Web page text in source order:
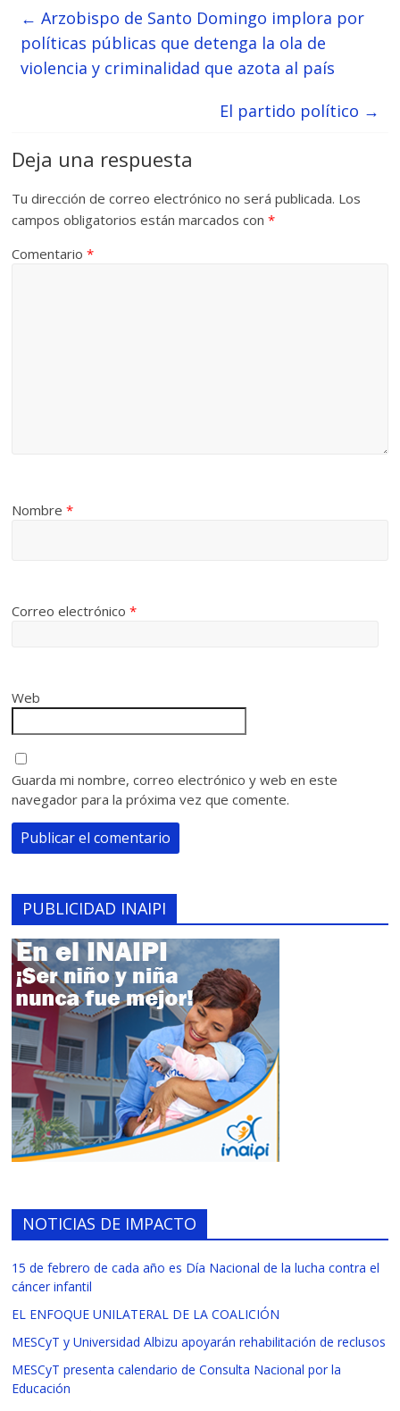
← Arzobispo de Santo Domingo implora por
políticas públicas que detenga la ola de
violencia y criminalidad que azota al país
El partido político →
Deja una respuesta
Tu dirección de correo electrónico no será publicada. Los
campos obligatorios están marcados con*
Comentario*
Nombre*
Correo electrónico*
Web
Guarda mi nombre, correo electrónico y web en este
navegador para la próxima vez que comente.
PUBLICIDAD INAIPI
NOTICIAS DE IMPACTO
15 de febrero de cada año es Día Nacional de la lucha contra el
cáncer infantil
EL ENFOQUE UNILATERAL DE LA COALICIÓN
MESCyT y Universidad Albizu apoyarán rehabilitación de reclusos
MESCyT presenta calendario de Consulta Nacional por la
Educación